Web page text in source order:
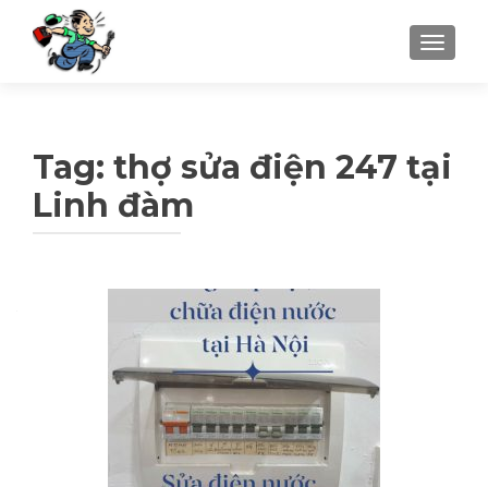
Tag: thợ sửa điện 247 tại
Linh đàm